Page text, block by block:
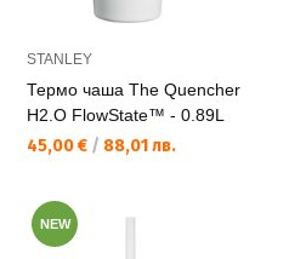
STANLEY
Термо чаша The Quencher
H2.O FlowState™ - 0.89L
Текуща цена:
45,00 € / 88,01 лв.
NEW